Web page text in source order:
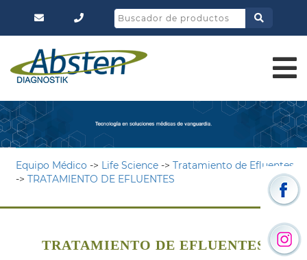
Equipo Médico -> Life Science -> Tratamiento de Efluentes
-> TRATAMIENTO DE EFLUENTES
TRATAMIENTO DE EFLUENTES